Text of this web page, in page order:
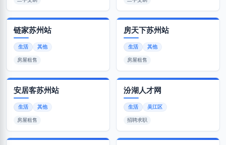
链家苏州站
生活 其他
房屋租售
房天下苏州站
生活 其他
房屋租售
安居客苏州站
生活 其他
房屋租售
汾湖人才网
生活 吴江区
招聘求职